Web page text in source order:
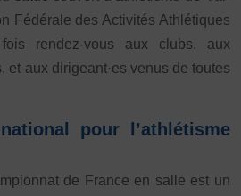
internationales
Fédérale des Activités Athlétiques
rendez-vous aux clubs, aux
et aux dirigeant·es venus de toutes
pour l’athlétisme
de France en salle est un